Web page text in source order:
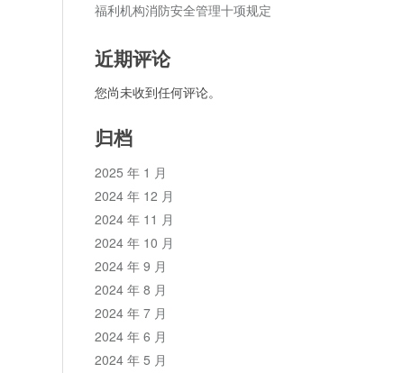
福利机构消防安全管理十项规定
近期评论
您尚未收到任何评论。
归档
2025 年 1 月
2024 年 12 月
2024 年 11 月
2024 年 10 月
2024 年 9 月
2024 年 8 月
2024 年 7 月
2024 年 6 月
2024 年 5 月